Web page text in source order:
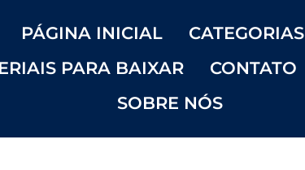
PÁGINA INICIAL
CATEGORIAS
PARA BAIXAR
CONTATO
SOBRE NÓS